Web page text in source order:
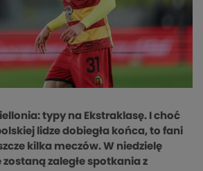
typy na Ekstraklasę. I choć
lidze dobiegła końca, to fani
kilka meczów. W niedzielę
zaległe spotkania z